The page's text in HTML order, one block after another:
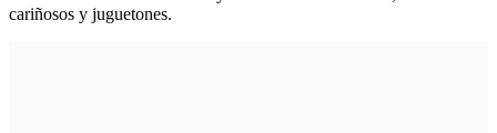
cariñosos y juguetones.